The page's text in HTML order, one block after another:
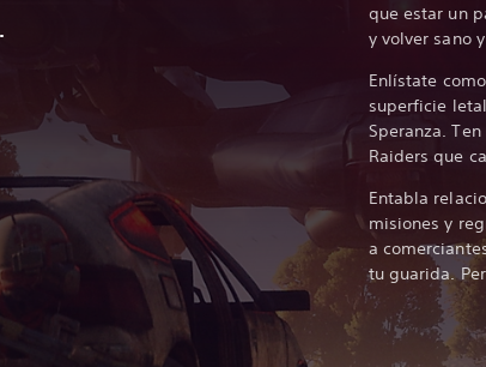
que estar un
y volver sano
Enlístate
superficie
Speranza.
Raiders que
Entabla
misiones y
a
tu guarida.